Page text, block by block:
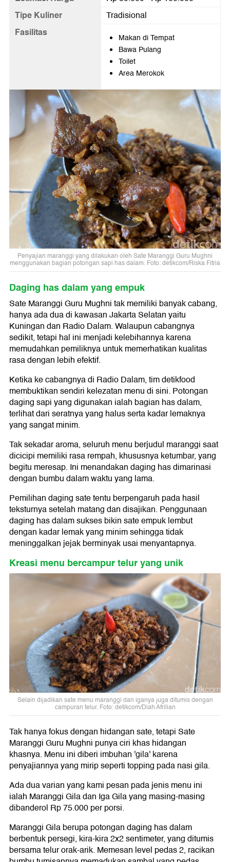
Tipe Kuliner Tradisional
Fasilitas
Makan di Tempat
Bawa Pulang
Toilet
Area Merokok
Penyajian maranggi yang dilakukan oleh Sate Maranggi Guru Mughni
menggunakan bagian potongan sapi has dalam. Foto: detikcom/Riska Fitria
Daging has dalam yang empuk
Sate Maranggi Guru Mughni tak memiliki banyak cabang,
hanya ada dua di kawasan Jakarta Selatan yaitu
Kuningan dan Radio Dalam. Walaupun cabangnya
sedikit, tetapi hal ini menjadi kelebihannya karena
memudahkan pemiliknya untuk memerhatikan kualitas
rasa dengan lebih efektif.
Ketika ke cabangnya di Radio Dalam, tim detikfood
membuktikan sendiri kelezatan menu di sini. Potongan
daging sapi yang digunakan ialah bagian has dalam,
terlihat dari seratnya yang halus serta kadar lemaknya
yang sangat minim.
Tak sekadar aroma, seluruh menu berjudul maranggi saat
dicicipi memiliki rasa rempah, khususnya ketumbar, yang
begitu meresap. Ini menandakan daging has dimarinasi
dengan bumbu dalam waktu yang lama.
Pemilihan daging sate tentu berpengaruh pada hasil
teksturnya setelah matang dan disajikan. Penggunaan
daging has dalam sukses bikin sate empuk lembut
dengan kadar lemak yang minim sehingga tidak
meninggalkan jejak berminyak usai menyantapnya.
Kreasi menu bercampur telur yang unik
Selain dijadikan sate menu maranggi dan iganya juga ditumis dengan
campuran telur. Foto: detikcom/Diah Afrilian
Tak hanya fokus dengan hidangan sate, tetapi Sate
Maranggi Guru Mughni punya ciri khas hidangan
khasnya. Menu ini diberi imbuhan 'gila' karena
penyajiannya yang mirip seperti topping pada nasi gila.
Ada dua varian yang kami pesan pada jenis menu ini
ialah Maranggi Gila dan Iga Gila yang masing-masing
dibanderol Rp 75.000 per porsi.
Maranggi Gila berupa potongan daging has dalam
berbentuk persegi, kira-kira 2x2 sentimeter, yang ditumis
bersama telur orak-arik. Memesan level pedas 2, racikan